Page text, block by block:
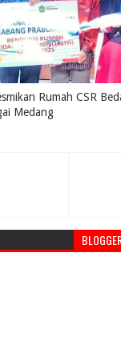
Rumah CSR
Medang